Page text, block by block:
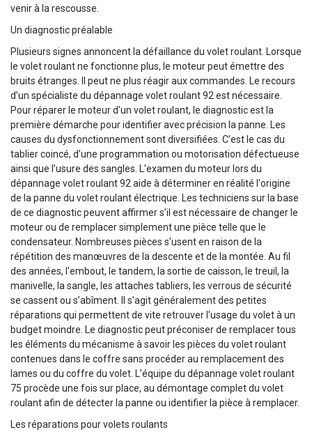
venir à la rescousse.
Un diagnostic préalable
Plusieurs signes annoncent la défaillance du volet roulant. Lorsque
le volet roulant ne fonctionne plus, le moteur peut émettre des
bruits étranges. Il peut ne plus réagir aux commandes. Le recours
d’un spécialiste du dépannage volet roulant 92 est nécessaire.
Pour réparer le moteur d’un volet roulant, le diagnostic est la
première démarche pour identifier avec précision la panne. Les
causes du dysfonctionnement sont diversifiées. C’est le cas du
tablier coincé, d’une programmation ou motorisation défectueuse
ainsi que l’usure des sangles. L'examen du moteur lors du
dépannage volet roulant 92 aide à déterminer en réalité l'origine
de la panne du volet roulant électrique. Les techniciens sur la base
de ce diagnostic peuvent affirmer s’il est nécessaire de changer le
moteur ou de remplacer simplement une pièce telle que le
condensateur. Nombreuses pièces s'usent en raison de la
répétition des manœuvres de la descente et de la montée. Au fil
des années, l'embout, le tandem, la sortie de caisson, le treuil, la
manivelle, la sangle, les attaches tabliers, les verrous de sécurité
se cassent ou s’abîment. Il s'agit généralement des petites
réparations qui permettent de vite retrouver l'usage du volet à un
budget moindre. Le diagnostic peut préconiser de remplacer tous
les éléments du mécanisme à savoir les pièces du volet roulant
contenues dans le coffre sans procéder au remplacement des
lames ou du coffre du volet. L’équipe du dépannage volet roulant
75 procède une fois sur place, au démontage complet du volet
roulant afin de détecter la panne ou identifier la pièce à remplacer.
Les réparations pour volets roulants